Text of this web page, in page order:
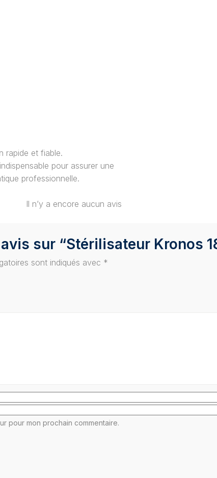
rapide et fiable.
pour assurer une
professionnelle.
Il n’y a encore aucun avis
sur “Stérilisateur Kronos
sont indiqués avec *
pour mon prochain commentaire.